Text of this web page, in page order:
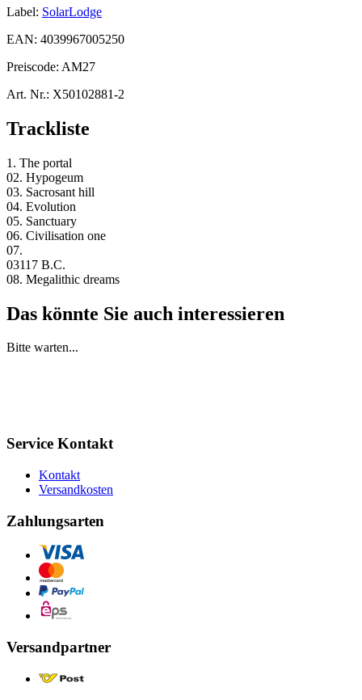
Label: SolarLodge
EAN: 4039967005250
Preiscode: AM27
Art. Nr.: X50102881-2
Trackliste
1. The portal
02. Hypogeum
03. Sacrosant hill
04. Evolution
05. Sanctuary
06. Civilisation one
07.
03117 B.C.
08. Megalithic dreams
Das könnte Sie auch interessieren
Bitte warten...
Service Kontakt
Kontakt
Versandkosten
Zahlungsarten
Versandpartner